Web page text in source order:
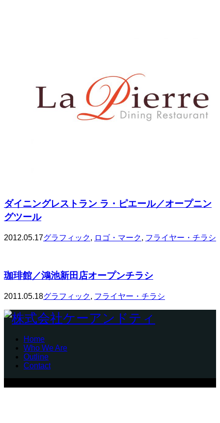
ダイニングレストラン ラ・ピエール／オープニン
グツール
2012.05.17グラフィック, ロゴ・マーク, フライヤー・チラシ
珈琲館／鴻池新田店オープンチラシ
2011.05.18グラフィック, フライヤー・チラシ
Home
Who We Are
Outline
Contact